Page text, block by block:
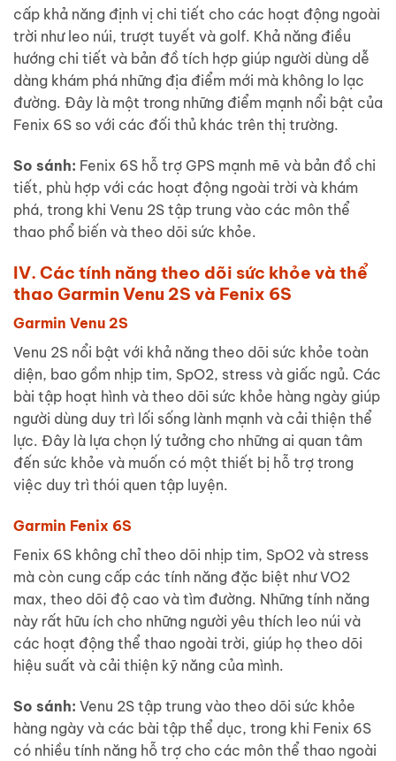
cấp khả năng định vị chi tiết cho các hoạt động ngoài
trời như leo núi, trượt tuyết và golf. Khả năng điều
hướng chi tiết và bản đồ tích hợp giúp người dùng dễ
dàng khám phá những địa điểm mới mà không lo lạc
đường. Đây là một trong những điểm mạnh nổi bật của
Fenix 6S so với các đối thủ khác trên thị trường.
So sánh: Fenix 6S hỗ trợ GPS mạnh mẽ và bản đồ chi
tiết, phù hợp với các hoạt động ngoài trời và khám
phá, trong khi Venu 2S tập trung vào các môn thể
thao phổ biến và theo dõi sức khỏe.
IV. Các tính năng theo dõi sức khỏe và thể
thao Garmin Venu 2S và Fenix 6S
Garmin Venu 2S
Venu 2S nổi bật với khả năng theo dõi sức khỏe toàn
diện, bao gồm nhịp tim, SpO2, stress và giấc ngủ. Các
bài tập hoạt hình và theo dõi sức khỏe hàng ngày giúp
người dùng duy trì lối sống lành mạnh và cải thiện thể
lực. Đây là lựa chọn lý tưởng cho những ai quan tâm
đến sức khỏe và muốn có một thiết bị hỗ trợ trong
việc duy trì thói quen tập luyện.
Garmin Fenix 6S
Fenix 6S không chỉ theo dõi nhịp tim, SpO2 và stress
mà còn cung cấp các tính năng đặc biệt như VO2
max, theo dõi độ cao và tìm đường. Những tính năng
này rất hữu ích cho những người yêu thích leo núi và
các hoạt động thể thao ngoài trời, giúp họ theo dõi
hiệu suất và cải thiện kỹ năng của mình.
So sánh: Venu 2S tập trung vào theo dõi sức khỏe
hàng ngày và các bài tập thể dục, trong khi Fenix 6S
có nhiều tính năng hỗ trợ cho các môn thể thao ngoài